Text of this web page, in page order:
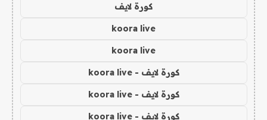
كورة لايف
koora live
koora live
كورة لايف - koora live
كورة لايف - koora live
كورة لايف - koora live